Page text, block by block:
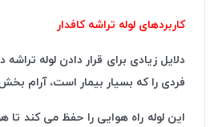
کاربردهای لوله تراشه کافدار
دلایل زیادی برای قرار دادن لوله
فردی را که بسیار بیمار است، آرام